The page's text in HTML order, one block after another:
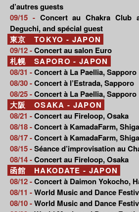
d’autres guests
09/15 - Concert au Chakra Club
Deguchi, and spécial guest
東京 TOKYO - JAPON
09/12 -Concert au salon Euro
札幌 SAPORO - JAPON
08/31 -Concert à La Paellia, Sapporo
08/30 -Concert à l’Estrada, Sapporo
08/25 -Concert à La Paellia, Sapporo
大阪 OSAKA - JAPON
08/21 -Concert au Fireloop, Osaka
08/18 -Concert à KamadaFarm,
08/17 -Concert à KamadaFarm,
08/15 -Séance d’improvisation au
08/14 -Concert au Fireloop, Osaka
函館 HAKODATE - JAPON
08/12 -Concert à Daimon Yokocho,
08/11 -World Music and Dance
08/10 -World Music and Dance